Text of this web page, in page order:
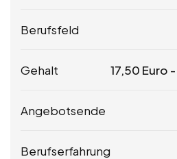
Berufsfeld
Gehalt 17,50 Euro -
Angebotsende
Berufserfahrung